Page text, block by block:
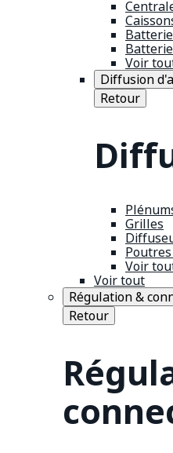
Voir
Diffusion
Retour
Grilles
Voir
Voir tout
Régulation &
Retour